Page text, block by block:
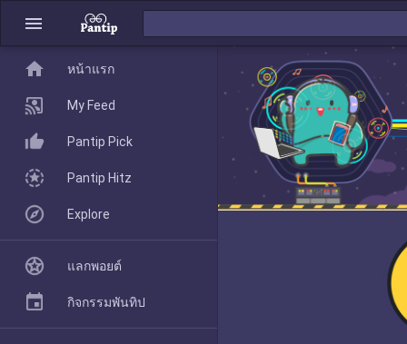
menu
home
Pantip Pick
home หน้าแรก
My Feed
Pantip Pick
Pantip Hitz
Explore
แลกพอยต์
กิจกรรมพันทิป